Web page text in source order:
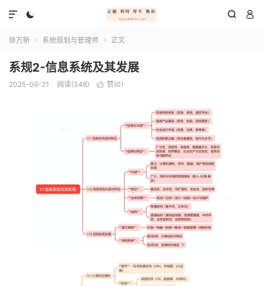
  

徐万新  系统规划与管理师  正文
系规2-信息系统及其发展
2025-06-21 阅读(348)  赞(0)